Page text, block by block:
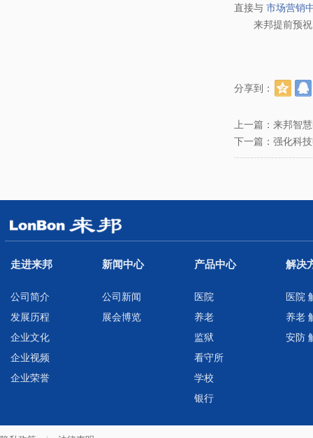
直接与 市场营销
来邦提前预祝
分享到：
上一篇： 来邦智
下一篇： 强化科
走进来邦
公司简介
发展历程
企业文化
企业视频
企业荣誉
新闻中心
公司新闻
展会博览
产品中心
医院
养老
监狱
看守所
学校
银行
解决
医院
养老
安防